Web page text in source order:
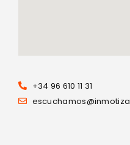
+34 96 610 11 31